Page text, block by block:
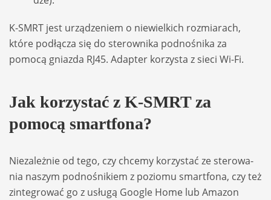
K-SMRT jest urzą­dze­niem o nie­wiel­kich roz­mia­rach,
które podłą­cza się do ste­row­nika podno­śnika za
pomocą gniazda RJ45. Adap­ter korzy­sta z sieci Wi-Fi.
Jak korzy­stać z K-SMRT za
pomocą smart­fona?
Nie­za­leż­nie od tego, czy chcemy korzy­stać ze ste­ro­wa­
nia naszym podno­śnikiem z poziomu smart­fona, czy też
zin­te­gro­wać go z usługą Google Home lub Ama­zon